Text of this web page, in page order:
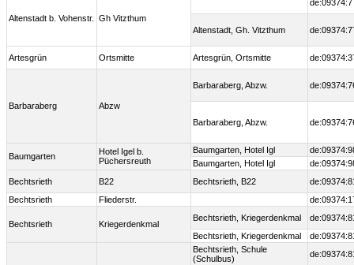
Altenstadt b. Vohenstr. Gh Vitzthum
Altenstadt, Gh. Vitzthum
Artesgrün Ortsmitte Artesgrün, Ortsmitte
Barbaraberg Abzw
Barbaraberg, Abzw.
Barbaraberg, Abzw.
Baumgarten
Hotel Igel b.
Püchersreuth
Baumgarten, Hotel Igl
Baumgarten, Hotel Igl
Bechtsrieth
B22 Bechtsrieth, B22
Bechtsrieth
Fliederstr.
Bechtsrieth Kriegerdenkmal
Bechtsrieth, Kriegerdenkmal
Bechtsrieth, Kriegerdenkmal
Bechtsrieth, Schule
(Schulbus)